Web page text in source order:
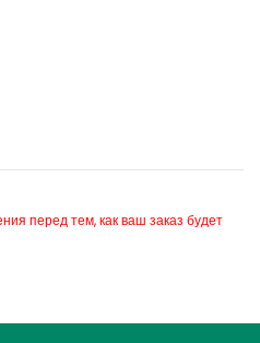
перед тем, как ваш заказ будет